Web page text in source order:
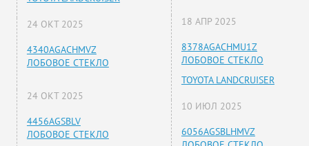
24 ОКТ 2025
4340AGACHMVZ
ЛОБОВОЕ СТЕКЛО
24 ОКТ 2025
4456AGSBLV
ЛОБОВОЕ СТЕКЛО
18 АПР 2025
8378AGACHMU1Z
ЛОБОВОЕ СТЕКЛО
TOYOTA LANDCRUISER
10 ИЮЛ 2025
6056AGSBLHMVZ